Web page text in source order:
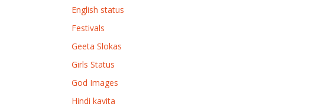
English status
Festivals
Geeta Slokas
Girls Status
God Images
Hindi kavita